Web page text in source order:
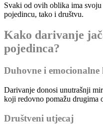
Svaki od ovih oblika ima
pojedincu, tako i društvu.
Kako darivanje
pojedinca?
Duhovne i
Darivanje donosi unutrašnji
koji redovno pomažu drugima
Društveni utjecaj